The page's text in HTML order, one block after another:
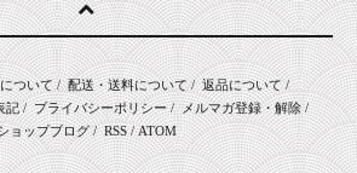
ついて/ 配送・送料について/ 返品について/
記/ プライバシーポリシー/ メルマガ登録・解除/
ョップブログ/ RSS/ATOM